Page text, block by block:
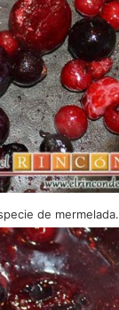
de mermelada.